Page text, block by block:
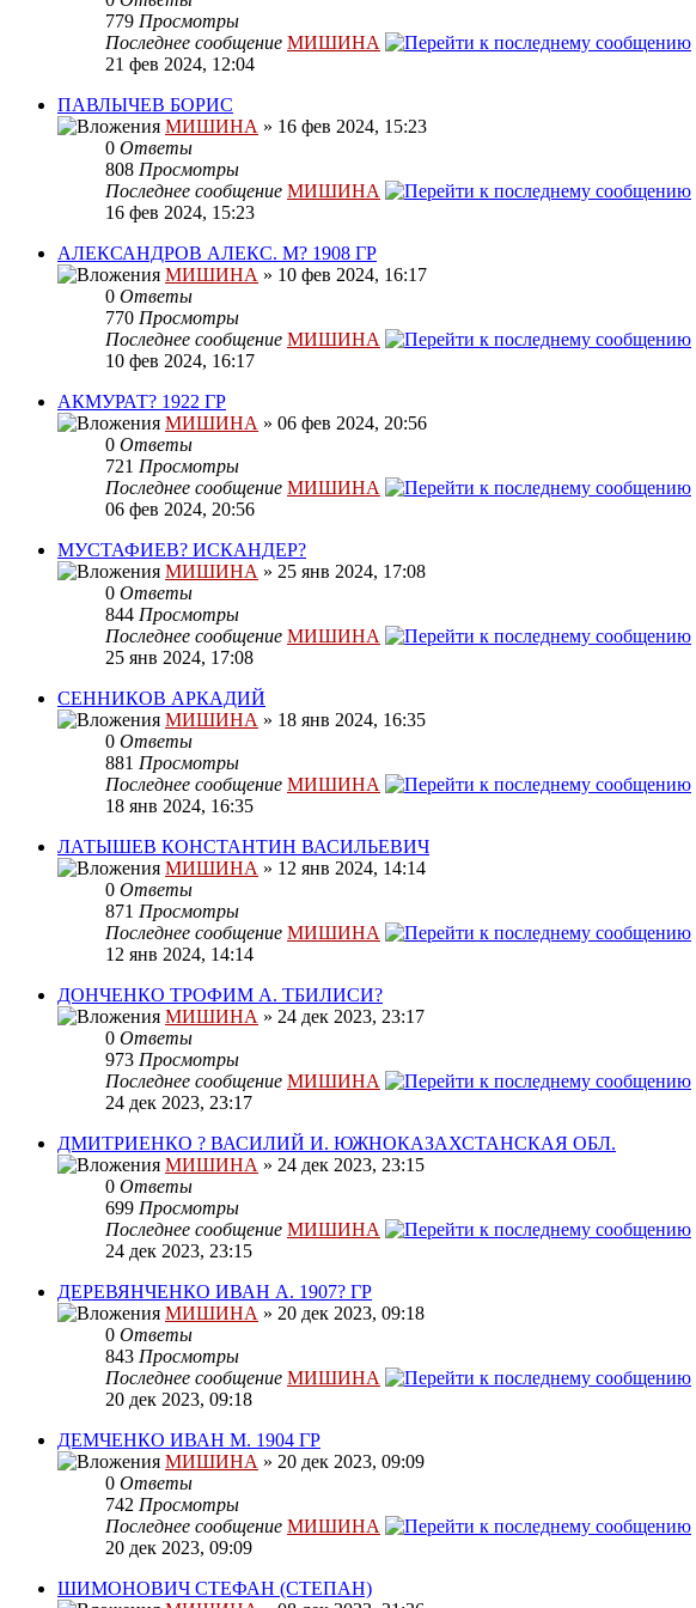
779 Просмотры
Последнее сообщение МИШИНА
21 фев 2024, 12:04
ПАВЛЫЧЕВ БОРИС
МИШИНА » 16 фев 2024, 15:23
0 Ответы
808 Просмотры
Последнее сообщение МИШИНА
16 фев 2024, 15:23
АЛЕКСАНДРОВ АЛЕКС. М? 1908 ГР
МИШИНА » 10 фев 2024, 16:17
0 Ответы
770 Просмотры
Последнее сообщение МИШИНА
10 фев 2024, 16:17
АКМУРАТ? 1922 ГР
МИШИНА » 06 фев 2024, 20:56
0 Ответы
721 Просмотры
Последнее сообщение МИШИНА
06 фев 2024, 20:56
МУСТАФИЕВ? ИСКАНДЕР?
МИШИНА » 25 янв 2024, 17:08
0 Ответы
844 Просмотры
Последнее сообщение МИШИНА
25 янв 2024, 17:08
СЕННИКОВ АРКАДИЙ
МИШИНА » 18 янв 2024, 16:35
0 Ответы
881 Просмотры
Последнее сообщение МИШИНА
18 янв 2024, 16:35
ЛАТЫШЕВ КОНСТАНТИН ВАСИЛЬЕВИЧ
МИШИНА » 12 янв 2024, 14:14
0 Ответы
871 Просмотры
Последнее сообщение МИШИНА
12 янв 2024, 14:14
ДОНЧЕНКО ТРОФИМ А. ТБИЛИСИ?
МИШИНА » 24 дек 2023, 23:17
0 Ответы
973 Просмотры
Последнее сообщение МИШИНА
24 дек 2023, 23:17
ДМИТРИЕНКО ? ВАСИЛИЙ И. ЮЖНОКАЗАХСТАНСКАЯ ОБЛ.
МИШИНА » 24 дек 2023, 23:15
0 Ответы
699 Просмотры
Последнее сообщение МИШИНА
24 дек 2023, 23:15
ДЕРЕВЯНЧЕНКО ИВАН А. 1907? ГР
МИШИНА » 20 дек 2023, 09:18
0 Ответы
843 Просмотры
Последнее сообщение МИШИНА
20 дек 2023, 09:18
ДЕМЧЕНКО ИВАН М. 1904 ГР
МИШИНА » 20 дек 2023, 09:09
0 Ответы
742 Просмотры
Последнее сообщение МИШИНА
20 дек 2023, 09:09
ШИМОНОВИЧ СТЕФАН (СТЕПАН)